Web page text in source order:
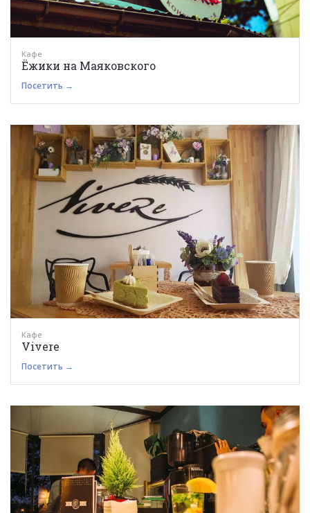
Кафе
Ёжики на Маяковского
Посетить →
Кафе
Vivere
Посетить →